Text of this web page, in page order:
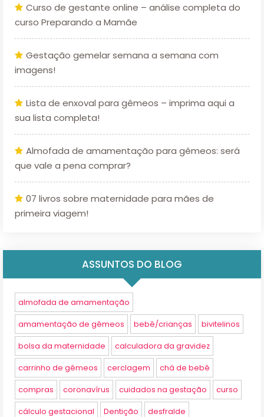
Curso de gestante online – análise completa do
curso Preparando a Mamãe
Gestação gemelar semana a semana com
imagens!
Lista de enxoval para gêmeos – imprima aqui a
sua lista completa!
Almofada de amamentação para gêmeos: será
que vale a pena comprar?
07 livros sobre maternidade para mães de
primeira viagem!
ASSUNTOS DO BLOG
almofada de amamentação
amamentação de gêmeos bebê/crianças bivitelinos
bolsa da maternidade calculadora da gravidez
carrinho de gêmeos cerclagem chá de bebê
compras coronavírus cuidados na gestação curso
cálculo gestacional Dentição desfralde